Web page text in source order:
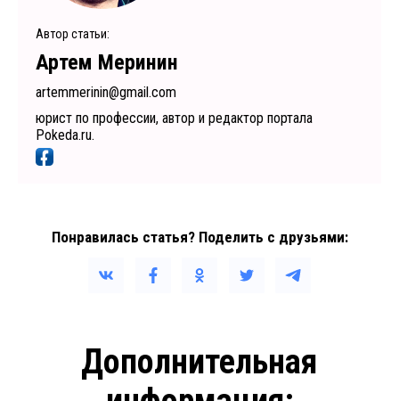
Автор статьи:
Артем Меринин
artemmerinin@gmail.com
юрист по профессии, автор и редактор портала
Pokeda.ru.
Понравилась статья? Поделить с друзьями:
Дополнительная